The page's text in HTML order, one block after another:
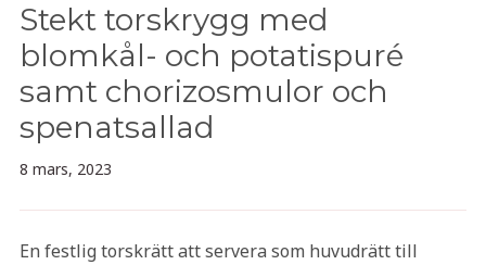
Stekt torskrygg med
blomkål- och potatispuré
samt chorizosmulor och
spenatsallad
8 mars, 2023
En festlig torskrätt att servera som huvudrätt till